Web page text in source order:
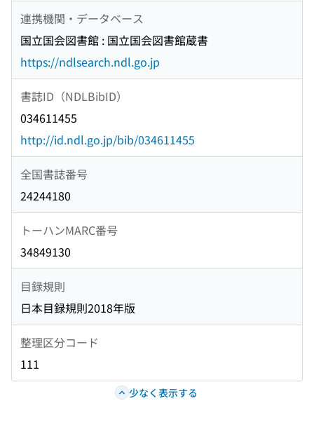
連携機関・データベース
国立国会図書館 : 国立国会図書館蔵書
https://ndlsearch.ndl.go.jp
書誌ID（NDLBibID）
034611455
http://id.ndl.go.jp/bib/034611455
全国書誌番号
24244180
トーハンMARC番号
34849130
目録規則
日本目録規則2018年版
整理区分コード
111
少なく表示する